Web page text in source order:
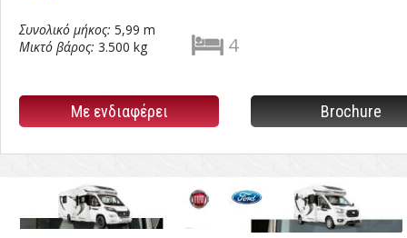
Συνολικό μήκος: 5,99 m
Μικτό βάρος: 3.500 kg 4
Με ενδιαφέρει Brochure